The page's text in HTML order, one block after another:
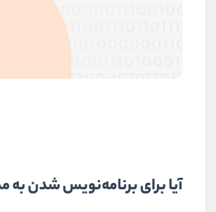
آیا برای برنامه‌نویس شدن به